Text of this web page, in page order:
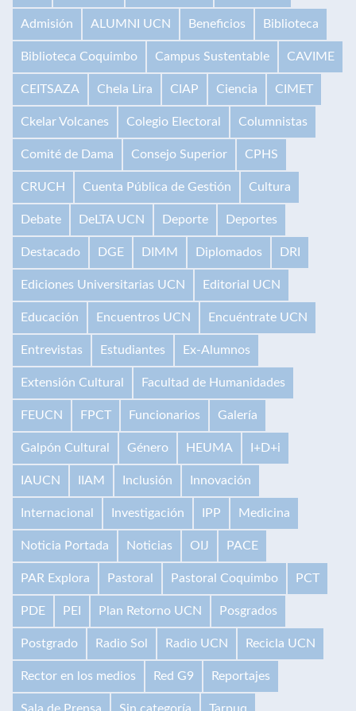
Admisión ALUMNI UCN Beneficios Biblioteca
Biblioteca Coquimbo Campus Sustentable CAVIME
CEITSAZA Chela Lira CIAP Ciencia CIMET
Ckelar Volcanes Colegio Electoral Columnistas
Comité de Dama Consejo Superior CPHS
CRUCH Cuenta Pública de Gestión Cultura
Debate DeLTA UCN Deporte Deportes
Destacado DGE DIMM Diplomados DRI
Ediciones Universitarias UCN Editorial UCN
Educación Encuentros UCN Encuéntrate UCN
Entrevistas Estudiantes Ex-Alumnos
Extensión Cultural Facultad de Humanidades
FEUCN FPCT Funcionarios Galería
Galpón Cultural Género HEUMA I+D+i
IAUCN IIAM Inclusión Innovación
Internacional Investigación IPP Medicina
Noticia Portada Noticias OIJ PACE
PAR Explora Pastoral Pastoral Coquimbo PCT
PDE PEI Plan Retorno UCN Posgrados
Postgrado Radio Sol Radio UCN Recicla UCN
Rector en los medios Red G9 Reportajes